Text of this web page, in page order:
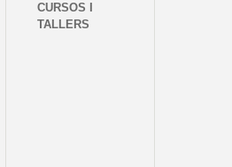
CURSOS I
TALLERS